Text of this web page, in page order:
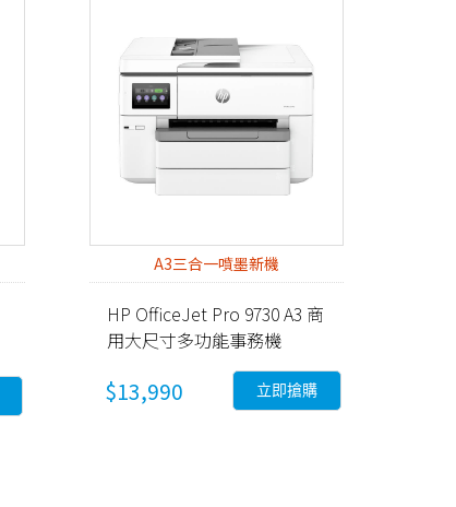
A3三合一噴墨新機
HP OfficeJet Pro 9730 A3 商
用大尺寸多功能事務機
$13,990 立即搶購